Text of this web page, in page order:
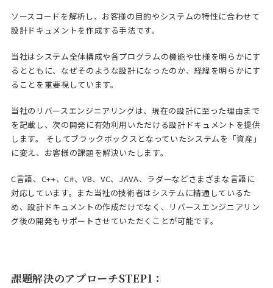
ソースコードを解析し、お客様の目的やシステムの特性に合わせて
設計ドキュメントを作成する手法です。
当社はシステム全体構成や各プログラムの機能や仕様を明らかにす
るとともに、なぜそのような設計になったのか、経緯を明らかにす
ることを重要視しています。
当社のリバースエンジニアリングは、現在の設計に至った理由まで
を記載し、次の開発に有効利用いただける設計ドキュメントを提供
します。 そしてブラックボックスとなっていたシステムを「資産」
に変え、お客様の課題を解決いたします。
C言語、C++、C#、VB、VC、JAVA、ラダーなどさまざまな言語に
対応しています。また当社の技術者はシステムに精通しているた
め、設計ドキュメントの作成だけでなく、リバースエンジニアリン
グ後の開発もサポートさせていただくことが可能です。
課題解決のアプローチSTEP1：